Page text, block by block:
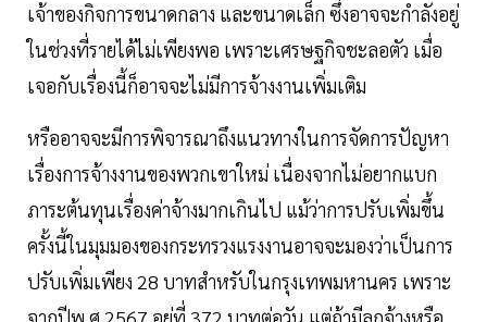
เจ้าของกิจการขนาดกลาง และขนาดเล็ก ซึ่งอาจจะกำลังอยู่
ในช่วงที่รายได้ไม่เพียงพอ เพราะเศรษฐกิจชะลอตัว เมื่อ
เจอกับเรื่องนี้ก็อาจจะไม่มีการจ้างงานเพิ่มเติม
หรืออาจจะมีการพิจารณาถึงแนวทางในการจัดการปัญหา
เรื่องการจ้างงานของพวกเขาใหม่ เนื่องจากไม่อยากแบก
ภาระต้นทุนเรื่องค่าจ้างมากเกินไป แม้ว่าการปรับเพิ่มขึ้น
ครั้งนี้ในมุมมองของกระทรวงแรงงานอาจจะมองว่าเป็นการ
ปรับเพิ่มเพียง 28 บาทสำหรับในกรุงเทพมหานคร เพราะ